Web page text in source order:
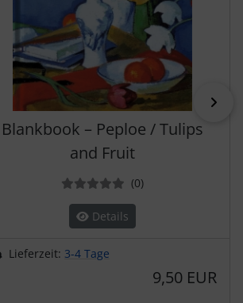
Blankbook – Peploe / Tulips
and Fruit
(0Bewertungen
)
Details
Lieferzeit: 3-4 Tage
9,50 EUR